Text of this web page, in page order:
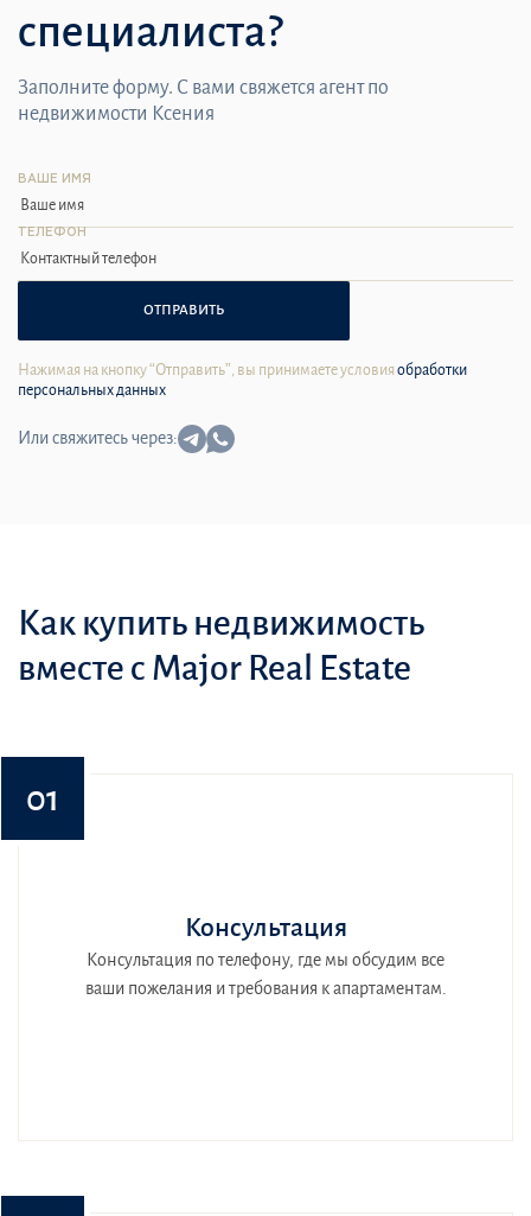
специалиста?
Заполните форму. С вами свяжется агент по
недвижимости Ксения
ВАШЕ ИМЯ
ТЕЛЕФОН
ОТПРАВИТЬ
Нажимая на кнопку “Отправить”, вы принимаете условия обработки
персональных данных
Или свяжитесь через:
Как купить недвижимость
вместе с Major Real Estate
01
Консультация
Консультация по телефону, где мы обсудим все
ваши пожелания и требования к апартаментам.